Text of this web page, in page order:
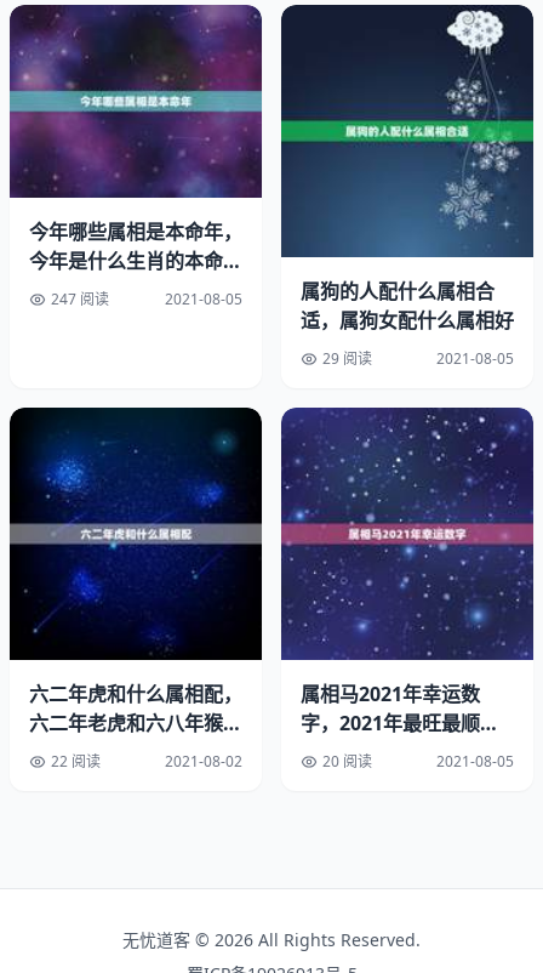
总体而言，十二生肖配对的原则，喜相合相生，忌相冲、相
刑、相害。属相婚配以相冲最.为不利。生肖配对，即根据
上述理论编排而成。其实八字合婚在算命服务中，是一件非
常繁杂的事情，要通过分析男女八字中的很多项对应信息，
例。
牛属相女和什么属相配：属牛女和什么属相最配
生肖即属相。属相有鼠、牛、虎、兔、龙、蛇、马、羊、
猴、鸡、狗、猪十二种。属相又都有五行的定义，而五行有
相生相克的道理。属相五行喜相生，忌相克，俗语说：“白
马犯青牛，羊鼠一旦休，蛇虎如刀错，龙兔泪，金鸡怕玉
对：“鼠配牛，虎配猪。兔配狗，龙配鸡。马配羊，蛇配
猴。”这是指的十二生肖。相冲的属相配对：“鼠配马、牛配
羊、虎配猴、兔配鸡、蛇配猪、龙配狗。”除此之外，还有
洽。两人相配彼此乃是情感需求，多有包容之心，则你二人
今年哪些属相是本命年，
今年是什么生肖的本命
年？本命年又是什么意
247 阅读 2021-08-05
属狗的人配什么属相合
适，属狗女配什么属相好
29 阅读 2021-08-05
六二年虎和什么属相配，
六二年老虎和六八年猴属
相配吗
22 阅读 2021-08-02
属相马2021年幸运数
字，2021年最旺最顺的
生肖20 阅读 2021-08-05
无忧道客 © 2026 All Rights Reserved.